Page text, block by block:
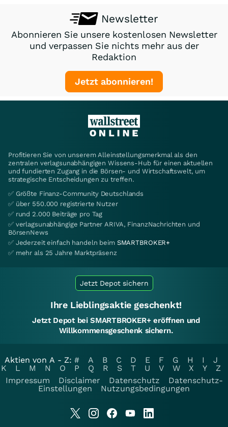
Newsletter
Abonnieren Sie unsere kostenlosen Newsletter
und verpassen Sie nichts mehr aus der
Redaktion
Jetzt abonnieren!
Profitieren Sie von unserem Alleinstellungsmerkmal als den
zentralen verlagsunabhängigen Wissens-Hub für einen aktuellen
und fundierten Zugang in die Börsen- und Wirtschaftswelt, um
strategische Entscheidungen zu treffen.
✅ Größte Finanz-Community Deutschlands
✅ über 550.000 registrierte Nutzer
✅ rund 2.000 Beiträge pro Tag
✅ verlagsunabhängige Partner ARIVA, FinanzNachrichten und
BörsenNews
✅ Jederzeit einfach handeln beim SMARTBROKER+
✅ mehr als 25 Jahre Marktpräsenz
Jetzt Depot sichern
Ihre Lieblingsaktie geschenkt!
Jetzt Depot bei SMARTBROKER+ eröffnen und
Willkommensgeschenk sichern.
Aktien von A - Z: # A B C D E F G H I
J
K
L M N O P Q R S T U V W X Y
Z
Impressum
Disclaimer Datenschutz
Datenschutz-
Einstellungen
Nutzungsbedingungen